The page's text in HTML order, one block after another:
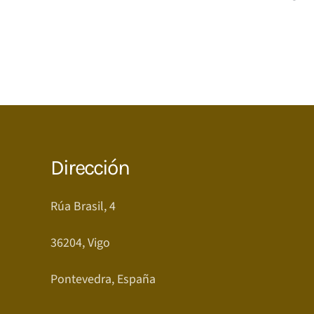
Dirección
Rúa Brasil, 4
36204, Vigo
Pontevedra, España